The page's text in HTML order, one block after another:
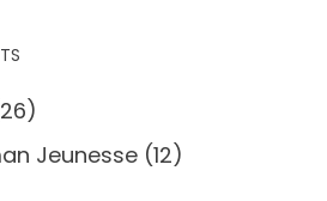
Jeunesse (12)